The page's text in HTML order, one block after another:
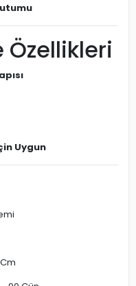
Özellikleri
Uygun